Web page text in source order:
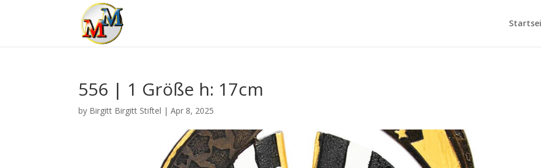
556 | 1 Größe h: 17cm
by Birgitt Birgitt Stiftel |Apr 8, 2025